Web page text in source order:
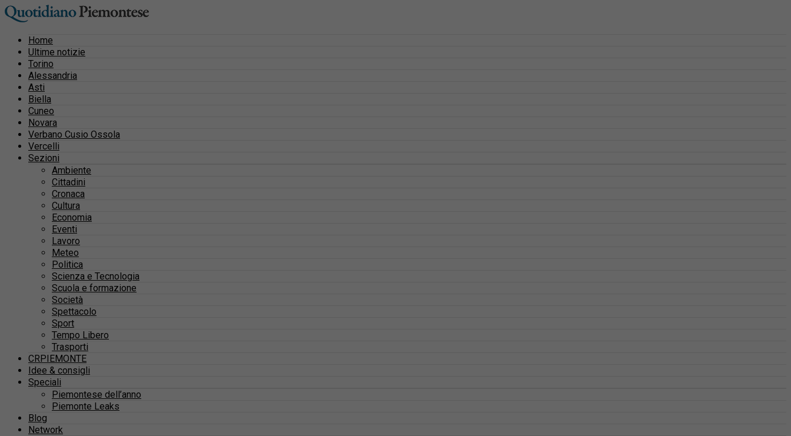
Home
Ultime notizie
Torino
Alessandria
Asti
Biella
Cuneo
Novara
Verbano Cusio Ossola
Vercelli
Sezioni
Ambiente
Cittadini
Cronaca
Cultura
Economia
Eventi
Lavoro
Meteo
Politica
Scienza e Tecnologia
Scuola e formazione
Società
Spettacolo
Sport
Tempo Libero
Trasporti
CRPIEMONTE
Idee & consigli
Speciali
Piemontese dell’anno
Piemonte Leaks
Blog
Network